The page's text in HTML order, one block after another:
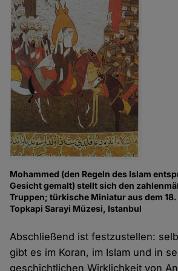
Mohammed (den Regeln des Islam
Gesicht gemalt) stellt sich den
Truppen; türkische Miniatur aus dem
Topkapi Sarayi Müzesi, Istanbul
Abschließend ist festzustellen:
gibt es im Koran, im Islam und in
geschichtlichen Wirklichkeit von